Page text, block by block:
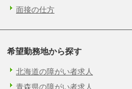
面接の仕方
希望勤務地から探す
北海道の障がい者求人
青森県の障がい者求人